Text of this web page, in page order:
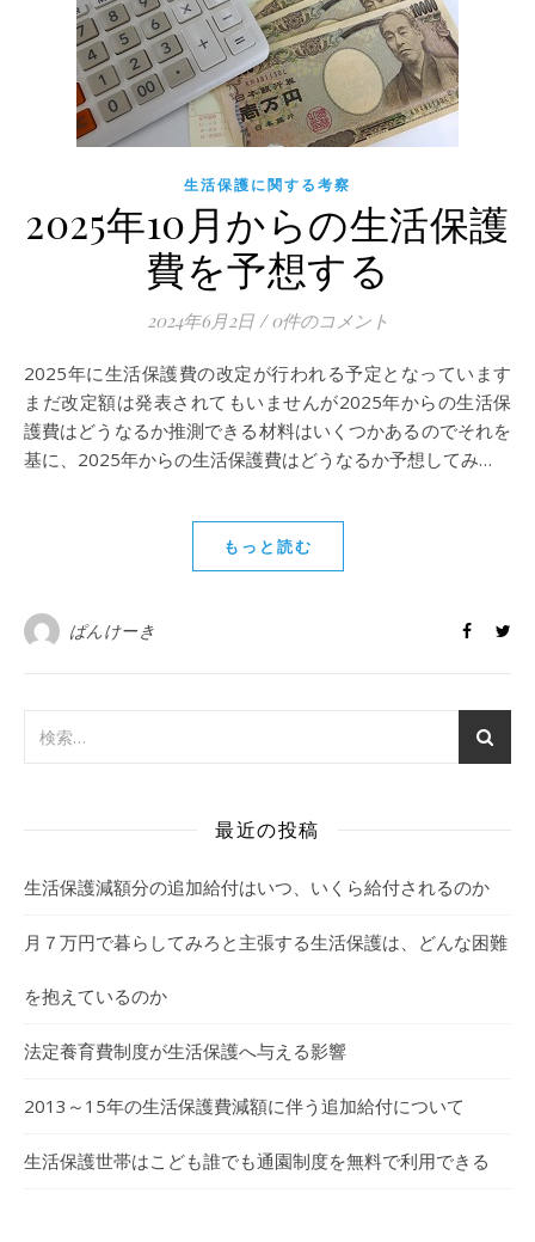
生活保護に関する考察
2025年10月からの生活保護
費を予想する
2024年6月2日 / 0件のコメント
2025年に生活保護費の改定が行われる予定となっています
まだ改定額は発表されてもいませんが2025年からの生活保
護費はどうなるか推測できる材料はいくつかあるのでそれを
基に、2025年からの生活保護費はどうなるか予想してみ…
もっと読む
ぱんけーき
最近の投稿
生活保護減額分の追加給付はいつ、いくら給付されるのか
月７万円で暮らしてみろと主張する生活保護は、どんな困難
を抱えているのか
法定養育費制度が生活保護へ与える影響
2013～15年の生活保護費減額に伴う追加給付について
生活保護世帯はこども誰でも通園制度を無料で利用できる